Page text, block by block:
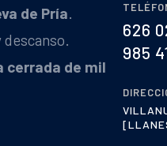
de Pría.
cerrada de mil
626
985